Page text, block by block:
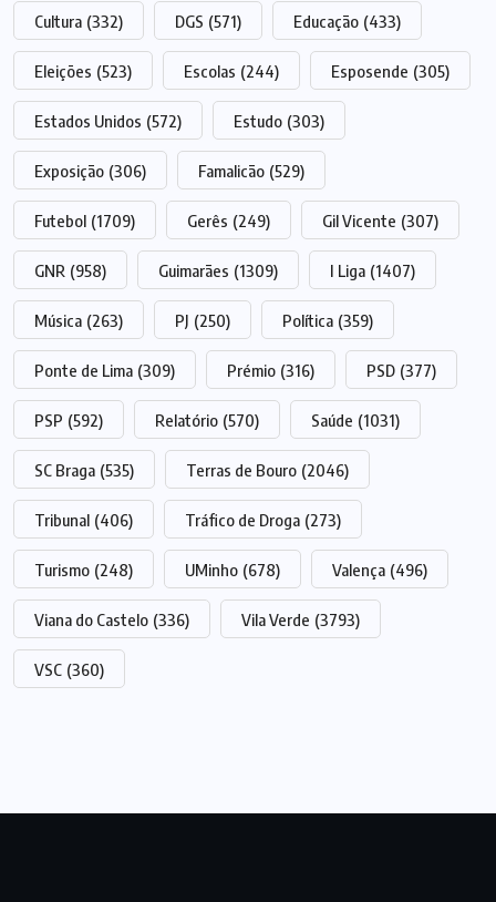
Cultura (332) DGS (571) Educação (433)
Eleições (523) Escolas (244) Esposende (305)
Estados Unidos (572) Estudo (303)
Exposição (306) Famalicão (529)
Futebol (1709) Gerês (249) Gil Vicente (307)
GNR (958) Guimarães (1309) I Liga (1407)
Música (263) PJ (250) Política (359)
Ponte de Lima (309) Prémio (316) PSD (377)
PSP (592) Relatório (570) Saúde (1031)
SC Braga (535) Terras de Bouro (2046)
Tribunal (406) Tráfico de Droga (273)
Turismo (248) UMinho (678) Valença (496)
Viana do Castelo (336) Vila Verde (3793)
VSC (360)